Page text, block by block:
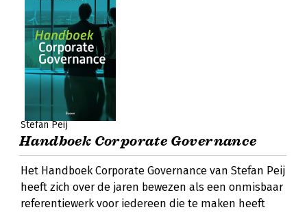
Stefan Peij
Handboek Corporate Governance
Het Handboek Corporate Governance van Stefan Peij
heeft zich over de jaren bewezen als een onmisbaar
referentiewerk voor iedereen die te maken heeft